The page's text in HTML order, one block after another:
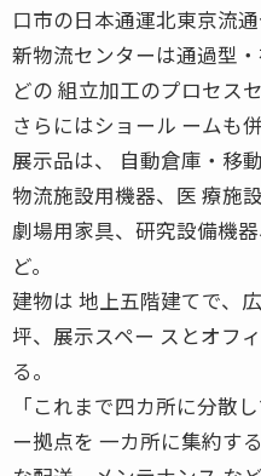
口市の日本通運北東京流
新物流センターは通過型
どの 組立加工のプロセス
さらにはショール ームも
展示品は、 自動倉庫・移
物流施設用機器、医 療施
劇場用家具、研究設備機
ど。
建物は 地上五階建てで
坪、展示スペー スとオ
る。
「これまで四カ所に分散
ー拠点を 一カ所に集約す